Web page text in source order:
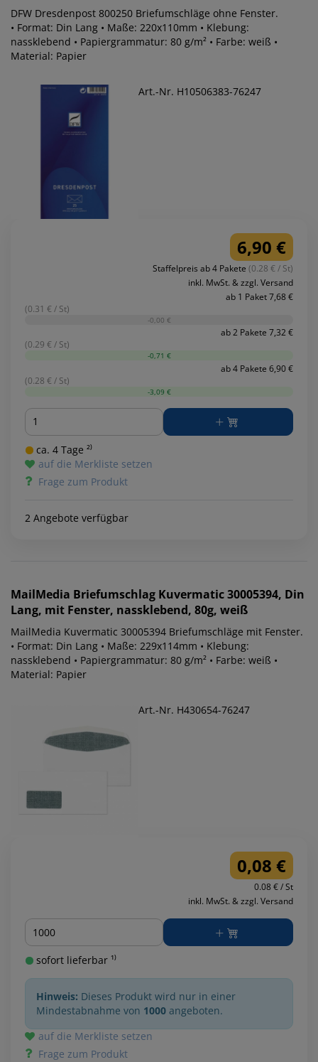
DFW Dresdenpost 800250 Briefumschläge ohne Fenster.
• Format: Din Lang • Maße: 220x110mm • Klebung:
nassklebend • Papiergrammatur: 80 g/m² • Farbe: weiß •
Material: Papier
Art.-Nr. H10506383-76247
6,90 €
Staffelpreis ab 4 Pakete (0.28 € / St)
inkl. MwSt. & zzgl. Versand
ab 1 Paket 7,68 €
(0.31 € / St)
-0,00 €
ab 2 Pakete 7,32 €
(0.29 € / St)
-0,71 €
ab 4 Pakete 6,90 €
(0.28 € / St)
-3,09 €
Menge
ca. 4 Tage ²⁾
auf die Merkliste setzen
Frage zum Produkt
2 Angebote verfügbar
MailMedia Briefumschlag Kuvermatic 30005394, Din
Lang, mit Fenster, nassklebend, 80g, weiß
MailMedia Kuvermatic 30005394 Briefumschläge mit Fenster.
• Format: Din Lang • Maße: 229x114mm • Klebung:
nassklebend • Papiergrammatur: 80 g/m² • Farbe: weiß •
Material: Papier
Art.-Nr. H430654-76247
0,08 €
0.08 € / St
inkl. MwSt. & zzgl. Versand
Menge
sofort lieferbar ¹⁾
Hinweis: Dieses Produkt wird nur in einer
Mindestabnahme von 1000 angeboten.
auf die Merkliste setzen
Frage zum Produkt